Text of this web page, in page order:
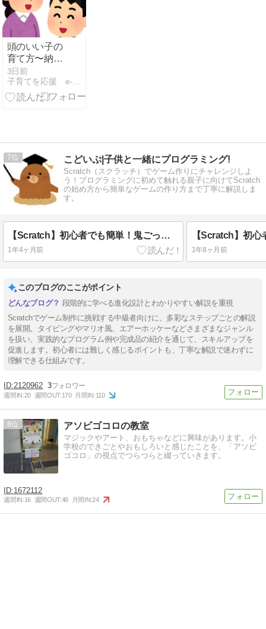
頭のいい子の
育て方〜納得
するまで諦め
ない
3日前
7 こどいぷ|子供と一緒にプログラミング!
Scratch（スクラッチ）でゲーム作りにチャレンジしよ
う！プログラミングに初めて触れる親子に向けてScratch
の始め方から簡単なゲームの作り方まで丁寧に解説しま
す。
【Scratch】初心者でも簡単！鬼ごっこゲームを作ろう
1年4ヶ月前 1年8ヶ月前
このブログのここがポイント
段階的に学べる進化設計とわかりやすい解説を重視
Scratchでゲーム制作に挑戦する中級者向けに、多彩なステップごとの解説
を展開。タイピングやマリオ風、エアーホッケーなどさまざまなジャンル
を扱い、実践的なプログラム例や完成品の紹介を通じて、スキルアップを
促進します。初心者には難しく感じるポイントも、丁寧な解説で迷わずに
理解できる仕組みです。
2120962 3
週間IN:20 週間OUT:170 月間IN:110
8 アソビゴコロの教室
マジックやアート、おもちゃなどに興味があります。小
学校のできごとやおもしろいと感じたことを、「アソビ
ゴコロ」の視点でつらつらと綴っていきます。
1672112
週間IN:16 週間OUT:48 月間IN:24